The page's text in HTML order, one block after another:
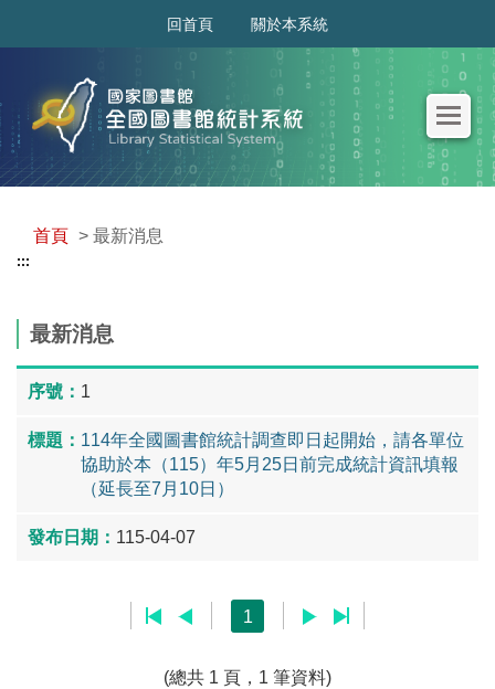
回首頁 關於本系統
首頁 > 最新消息
:::
最新消息
1
114年全國圖書館統計調查即日起開始，請各單位
協助於本（115）年5月25日前完成統計資訊填報
（延長至7月10日）
115-04-07
1
(總共 1 頁，1 筆資料)